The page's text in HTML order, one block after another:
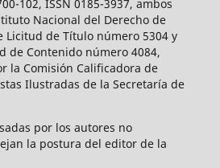
102, ISSN 0185-3937, ambos
Nacional del Derecho de
Licitud de Título número 5304 y
de Contenido número 4084,
la Comisión Calificadora de
Ilustradas de la Secretaría de
por los autores no
la postura del editor de la